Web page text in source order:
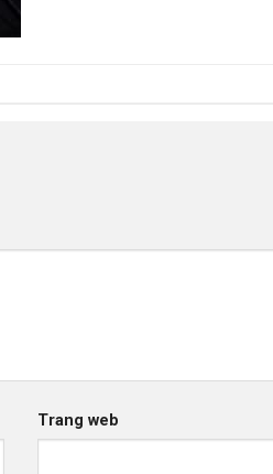
Trang web